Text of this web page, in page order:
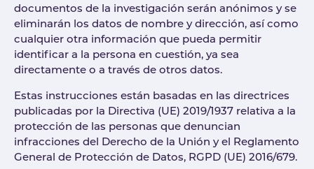
documentos de la investigación serán anónimos y se
eliminarán los datos de nombre y dirección, así como
cualquier otra información que pueda permitir
identificar a la persona en cuestión, ya sea
directamente o a través de otros datos.
Estas instrucciones están basadas en las directrices
publicadas por la Directiva (UE) 2019/1937 relativa a la
protección de las personas que denuncian
infracciones del Derecho de la Unión y el Reglamento
General de Protección de Datos, RGPD (UE) 2016/679.